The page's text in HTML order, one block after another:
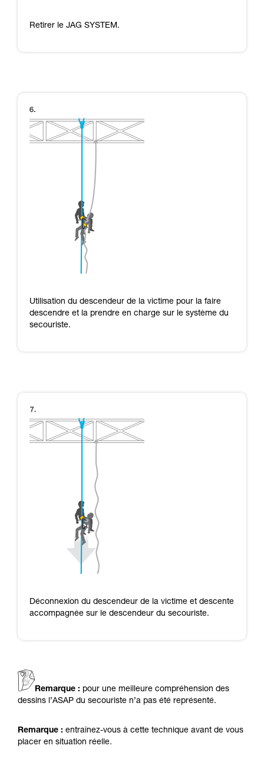
Retirer le JAG SYSTEM.
Utilisation du descendeur de la victime pour la faire
descendre et la prendre en charge sur le système du
secouriste.
Déconnexion du descendeur de la victime et descente
accompagnée sur le descendeur du secouriste.
Remarque : pour une meilleure compréhension des
dessins l’ASAP du secouriste n’a pas été représenté.
Remarque : entraînez-vous à cette technique avant de vous
placer en situation réelle.